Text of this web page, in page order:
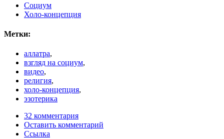
Социум
Холо-концепция
Метки:
аллатра,
взгляд на социум,
видео,
религия,
холо-концепция,
эзотерика
32 комментария
Оставить комментарий
Ссылка